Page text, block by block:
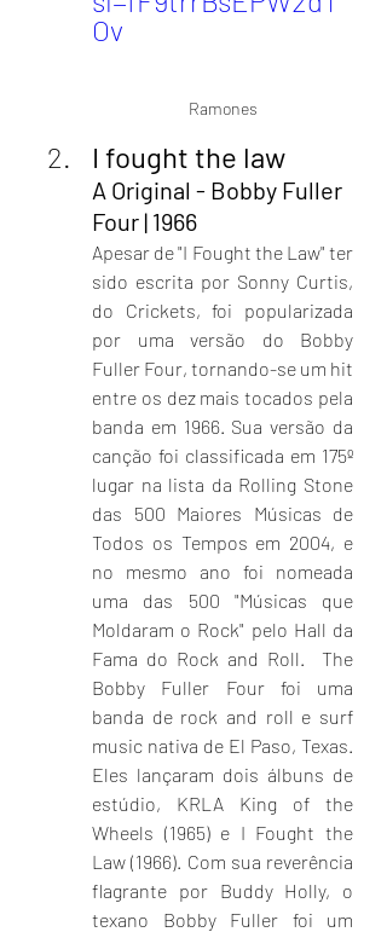
Ov
Ramones
I fought the law
A Original - Bobby Fuller
Four | 1966
Apesar de "I Fought the Law" ter
sido escrita por Sonny Curtis,
do Crickets, foi popularizada
por uma versão do Bobby
Fuller Four, tornando-se um hit
entre os dez mais tocados pela
banda em 1966. Sua versão da
canção foi classificada em 175º
lugar na lista da Rolling Stone
das 500 Maiores Músicas de
Todos os Tempos em 2004, e
no mesmo ano foi nomeada
uma das 500 "Músicas que
Moldaram o Rock" pelo Hall da
Fama do Rock and Roll.  The
Bobby Fuller Four foi uma
banda de rock and roll e surf
music nativa de El Paso, Texas.
Eles lançaram dois álbuns de
estúdio, KRLA King of the
Wheels (1965) e I Fought the
Law (1966). Com sua reverência
flagrante por Buddy Holly, o
texano Bobby Fuller foi um